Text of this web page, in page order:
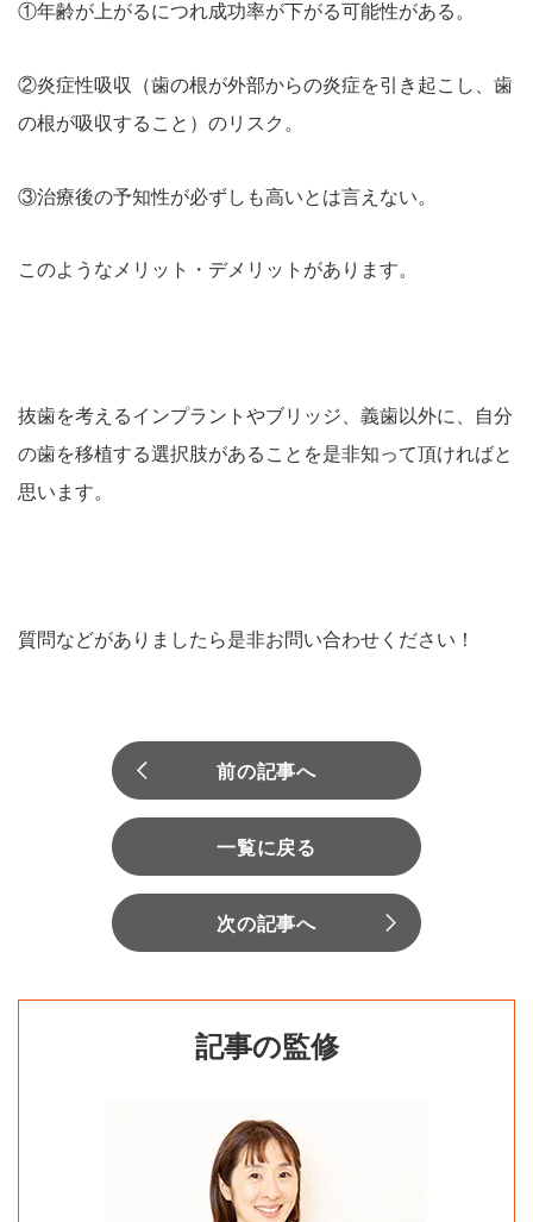
①年齢が上がるにつれ成功率が下がる可能性がある。
②炎症性吸収（歯の根が外部からの炎症を引き起こし、歯
の根が吸収すること）のリスク。
③治療後の予知性が必ずしも高いとは言えない。
このようなメリット・デメリットがあります。
抜歯を考えるインプラントやブリッジ、義歯以外に、自分
の歯を移植する選択肢があることを是非知って頂ければと
思います。
質問などがありましたら是非お問い合わせください！
前の記事へ
一覧に戻る
次の記事へ
記事の監修